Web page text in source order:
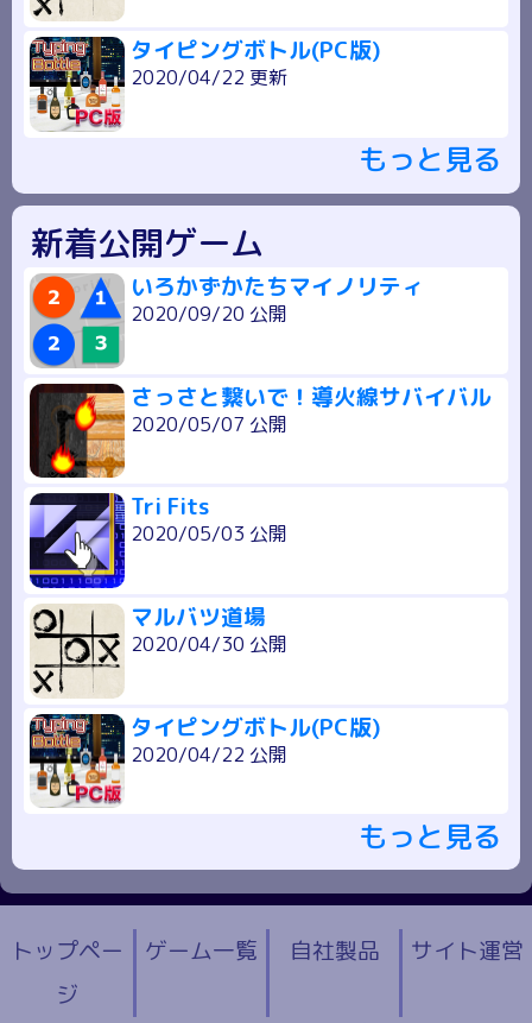
タイピングボトル(PC版)
2020/04/22 更新
もっと見る
新着公開ゲーム
いろかずかたちマイノリティ
2020/09/20 公開
さっさと繋いで！導火線サバイバル
2020/05/07 公開
Tri Fits
2020/05/03 公開
マルバツ道場
2020/04/30 公開
タイピングボトル(PC版)
2020/04/22 公開
もっと見る
トップペー
ジ
ゲーム一覧 自社製品 サイト運営